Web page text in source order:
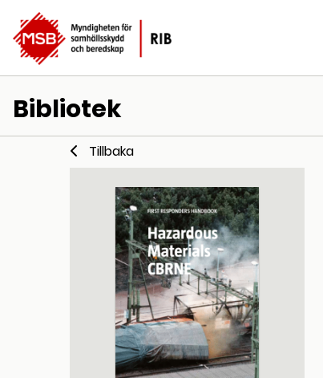
Bibliotek
Tillbaka